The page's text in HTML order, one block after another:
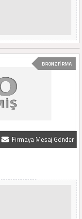
BRONZ FİRMA
Firmaya Mesaj Gönder